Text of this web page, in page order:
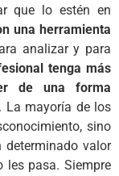
que lo estén en
una herramienta
analizar y para
tenga más
de una forma
. La mayoría de los
sino
valor
les pasa. Siempre